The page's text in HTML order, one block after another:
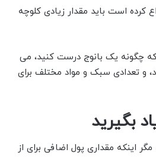
کرده است باید مقدار زیادی کلوچه
که چگونه یک بانوج درست کنید، می
و تعدادی سبک و مواد مختلف برای
بگیرید
اینکه مقداری پول اضافی برای از